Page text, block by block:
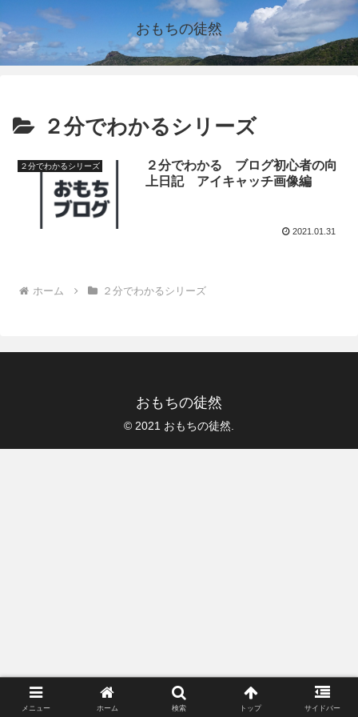
おもちの徒然
２分でわかるシリーズ
２分でわかるシリーズ
２分でわかる ブログ初心者の向
上日記 アイキャッチ画像編
2021.01.31
ホーム ２分でわかるシリーズ
おもちの徒然
© 2021 おもちの徒然.
メニュー ホーム 検索 トップ サイドバー